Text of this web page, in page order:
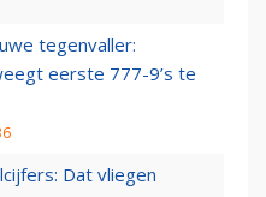
tegenvaller:
eerste 777-9’s te
Dat vliegen